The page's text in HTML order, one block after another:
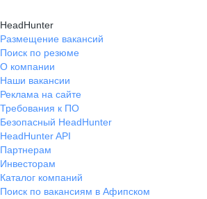
HeadHunter
Размещение вакансий
Поиск по резюме
О компании
Наши вакансии
Реклама на сайте
Требования к ПО
Безопасный HeadHunter
HeadHunter API
Партнерам
Инвесторам
Каталог компаний
Поиск по вакансиям в Афипском